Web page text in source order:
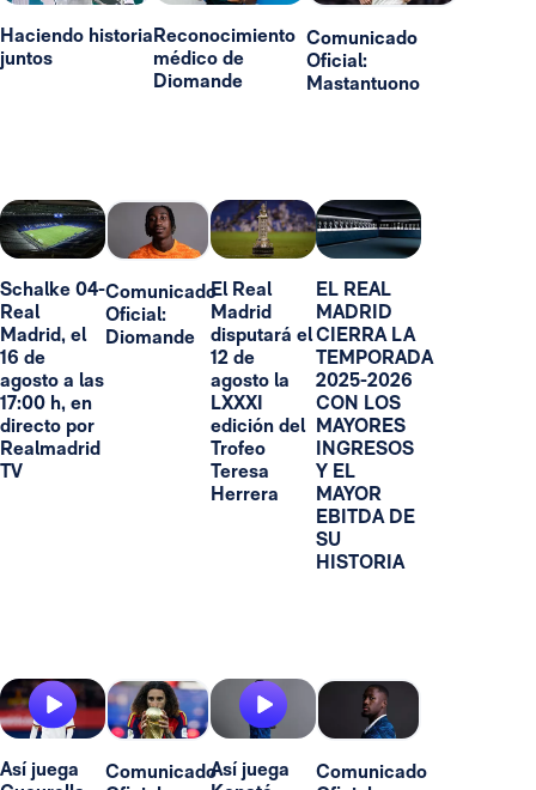
Haciendo historia
juntos
Reconocimiento
médico de
Diomande
Comunicado
Oficial:
Mastantuono
Schalke 04-
Real
Madrid, el
16 de
agosto a las
17:00 h, en
directo por
Realmadrid
TV
Comunicado
Oficial:
Diomande
El Real
Madrid
disputará el
12 de
agosto la
LXXXI
edición del
Trofeo
Teresa
Herrera
EL REAL
MADRID
CIERRA LA
TEMPORADA
2025-2026
CON LOS
MAYORES
INGRESOS
Y EL
MAYOR
EBITDA DE
SU
HISTORIA
Así juega
ComunicadoAsí juega
Comunicado